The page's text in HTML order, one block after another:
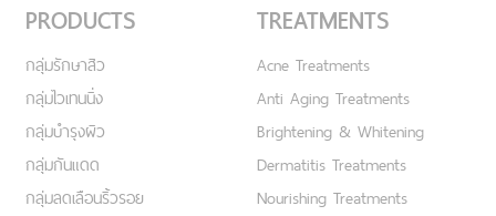
PRODUCTS
กลุ่มรักษาสิว
กลุ่มไวเทนนิ่ง
กลุ่มบำรุงผิว
กลุ่มกันแดด
กลุ่มลดเลือนริ้วรอย
TREATMENTS
Acne Treatments
Anti Aging Treatments
Brightening & Whitening
Dermatitis Treatments
Nourishing Treatments